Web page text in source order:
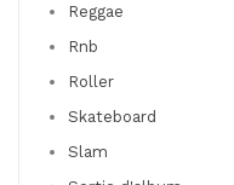
Reggae
Rnb
Roller
Skateboard
Slam